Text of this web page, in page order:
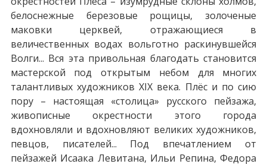
белоснежные березовые рощицы, золоченые
маковки церквей, отражающиеся в
величественных водах вольготно раскинувшейся
Волги... Вся эта привольная благодать становится
мастерской под открытым небом для многих
талантливых художников XIX века. Плёс и по сию
пору – настоящая «столица» русского пейзажа,
живописные окрестности этого города
вдохновляли и вдохновляют великих художников,
певцов, писателей... Под впечатлением от
пейзажей Исаака Левитана, Ильи Репина, Федора